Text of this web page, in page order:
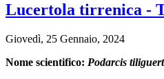
Lucertola tirrenica -
Giovedì, 25 Gennaio, 2024
Nome scientifico: Podarcis